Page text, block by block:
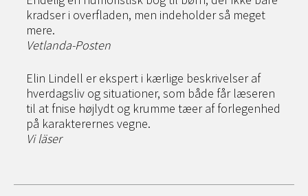
kradser i overfladen, men indeholder så meget
mere.
Vetlanda-Posten
Elin Lindell er ekspert i kærlige beskrivelser af
hverdagsliv og situationer, som både får læseren
til at fnise højlydt og krumme tæer af forlegenhed
på karakterernes vegne.
Vi läser